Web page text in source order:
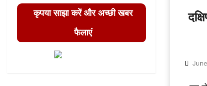
कृपया साझा करें और अच्छी खबर
फैलाएं